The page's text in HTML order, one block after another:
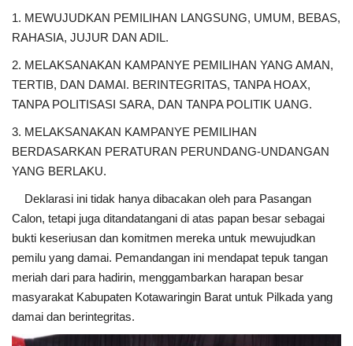
1. MEWUJUDKAN PEMILIHAN LANGSUNG, UMUM, BEBAS,
RAHASIA, JUJUR DAN ADIL.
2. MELAKSANAKAN KAMPANYE PEMILIHAN YANG AMAN,
TERTIB, DAN DAMAI. BERINTEGRITAS, TANPA HOAX,
TANPA POLITISASI SARA, DAN TANPA POLITIK UANG.
3. MELAKSANAKAN KAMPANYE PEMILIHAN
BERDASARKAN PERATURAN PERUNDANG-UNDANGAN
YANG BERLAKU.
Deklarasi ini tidak hanya dibacakan oleh para Pasangan
Calon, tetapi juga ditandatangani di atas papan besar sebagai
bukti keseriusan dan komitmen mereka untuk mewujudkan
pemilu yang damai. Pemandangan ini mendapat tepuk tangan
meriah dari para hadirin, menggambarkan harapan besar
masyarakat Kabupaten Kotawaringin Barat untuk Pilkada yang
damai dan berintegritas.